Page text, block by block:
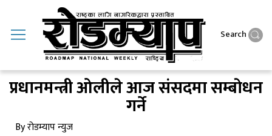
Search
प्रधानमन्त्री ओलीले आज संसदमा सम्बाेधन
गर्ने
By रोडम्याप न्युज